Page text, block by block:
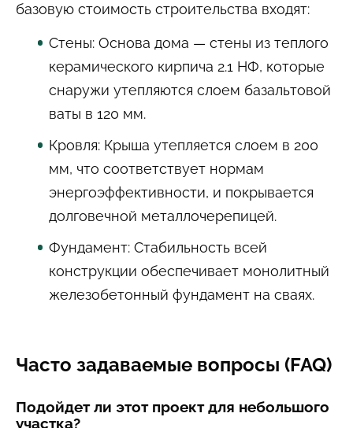
базовую стоимость строительства входят:
Стены: Основа дома — стены из теплого
керамического кирпича 2.1 НФ, которые
снаружи утепляются слоем базальтовой
ваты в 120 мм.
Кровля: Крыша утепляется слоем в 200
мм, что соответствует нормам
энергоэффективности, и покрывается
долговечной металлочерепицей.
Фундамент: Стабильность всей
конструкции обеспечивает монолитный
железобетонный фундамент на сваях.
Часто задаваемые вопросы (FAQ)
Подойдет ли этот проект для небольшого
участка?